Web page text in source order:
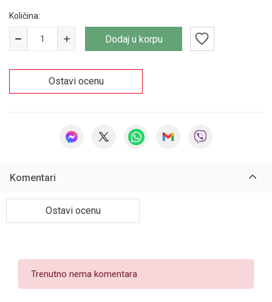
Količina:
Dodaj u korpu
Ostavi ocenu
Komentari
Ostavi ocenu
Trenutno nema komentara